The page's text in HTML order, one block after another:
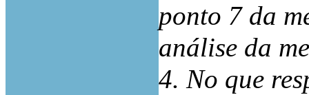
ponto 7 da
análise da
4. No que